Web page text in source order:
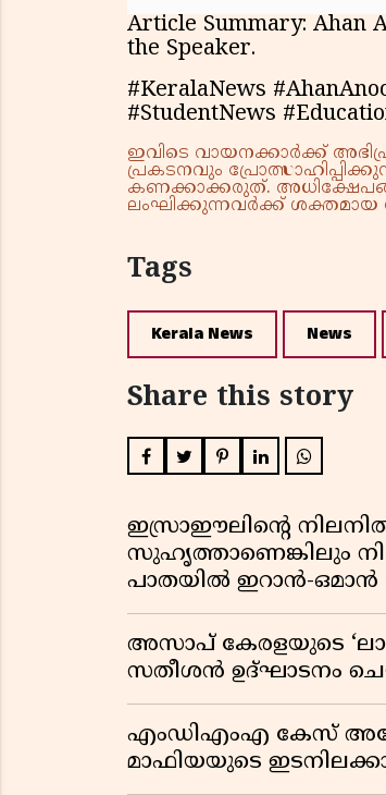
Article Summary: Ahan
the Speaker.
#KeralaNews
#StudentNews
ഇവിടെ വായനക്കാർക്ക്
പ്രകടനവും
കണക്കാക്കരുത്.
ലംഘിക്കുന്നവർക്ക് ശക്തമായ
Tags
Kerala News News
Share this story
ഇസ്രാഈലിന്റെ
സുഹൃത്താണെങ്കിലും
പാതയിൽ ഇറാൻ-
അസാപ് കേരളയുടെ
സതീശൻ ഉദ്ഘാടനം
എംഡിഎംഎ കേസ്
മാഫിയയുടെ